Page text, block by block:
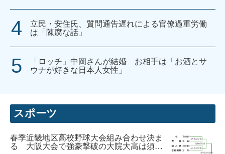
立民・安住氏、質問通告遅れによる官僚過重労働
は「陳腐な話」
「ロッチ」中岡さんが結婚 お相手は「お酒とサ
ウナが好きな日本人女性」
スポーツ
春季近畿地区高校野球大会組み合わせ決ま
る 大阪大会で強豪撃破の大院大高は須磨